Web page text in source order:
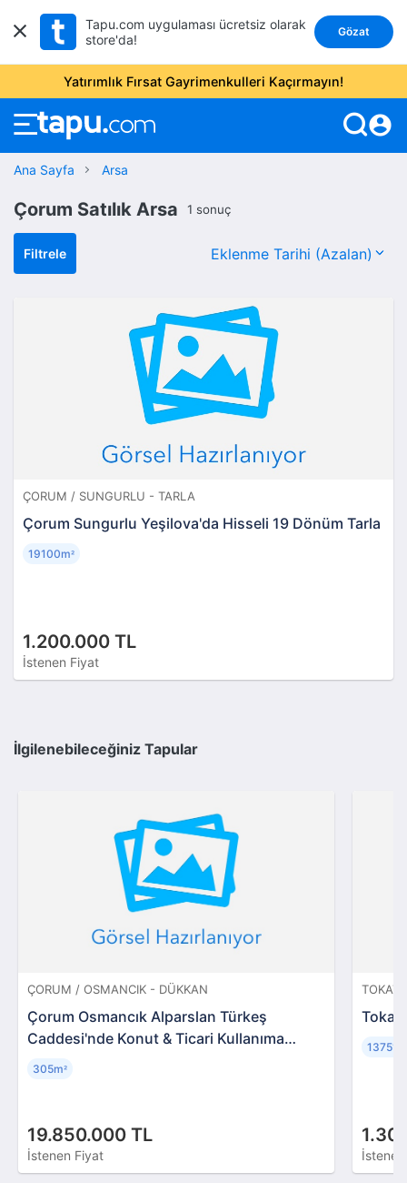
Tapu.com uygulaması ücretsiz olarak
store'da!
Gözat
Yatırımlık Fırsat Gayrimenkulleri Kaçırmayın!
account_circle
Ana Sayfa Arsa
Çorum Satılık Arsa 1 sonuç
Filtrele
ÇORUM / SUNGURLU - TARLA
Çorum Sungurlu Yeşilova'da Hisseli 19 Dönüm Tarla
1.200.000 TL
İstenen Fiyat
19100m²
İlgilenebileceğiniz Tapular
ÇORUM / OSMANCIK - DÜKKAN
Çorum Osmancık Alparslan Türkeş
Caddesi'nde Konut & Ticari Kullanıma
Uygun Taşınmazlar
19.850.000 TL
İstenen Fiyat
305m²
TOKAT
Tokat
13751m